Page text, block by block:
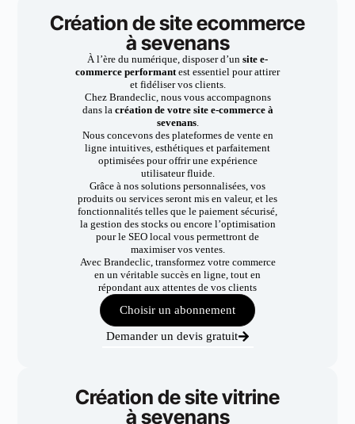
Création de site ecommerce
à sevenans
À l’ère du numérique, disposer d’un site e-
commerce performantest essentiel pour attirer
et fidéliser vos clients.
Chez Brandeclic, nous vous accompagnons
dans la création de votre site e-commerce à
sevenans.
Nous concevons des plateformes de vente en
ligne intuitives, esthétiques et parfaitement
optimisées pour offrir une expérience
utilisateur fluide.
Grâce à nos solutions personnalisées, vos
produits ou services seront mis en valeur, et les
fonctionnalités telles que le paiement sécurisé,
la gestion des stocks ou encore l’optimisation
pour le SEO local vous permettront de
maximiser vos ventes.
Avec Brandeclic, transformez votre commerce
en un véritable succès en ligne, tout en
répondant aux attentes de vos clients
Choisir un abonnement
Demander un devis gratuit
Création de site vitrine
à sevenans